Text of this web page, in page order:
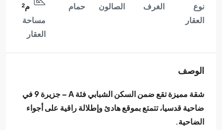
نوع
العقار
الغرف
الصالون
حمام
م²
مساحة
العقار
الوصف
شقة مميزة تقع ضمنالسكن الشبابي فئة A – جزيرة 9
في
ضاحية قدسيا، تتمتع بموقع هادئ وإطلالة راقية على أجواء
الضاحية.